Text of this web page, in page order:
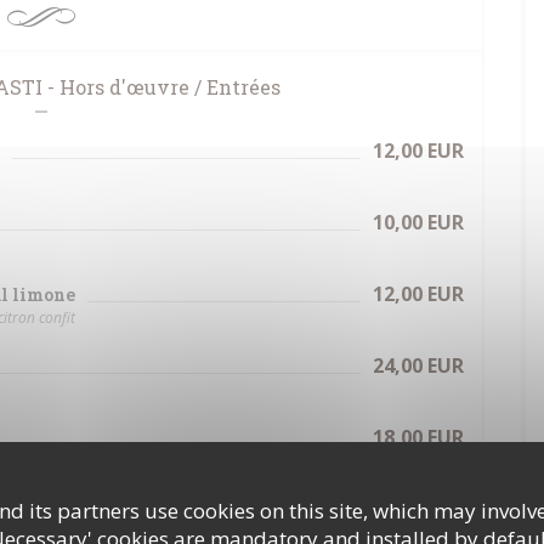
its partners use cookies on this site, which may
- Hors d'œuvre / Entrées
12,00 EUR
10,00 EUR
limone 12,00 EUR
confit
24,00 EUR
18,00 EUR
- Plats